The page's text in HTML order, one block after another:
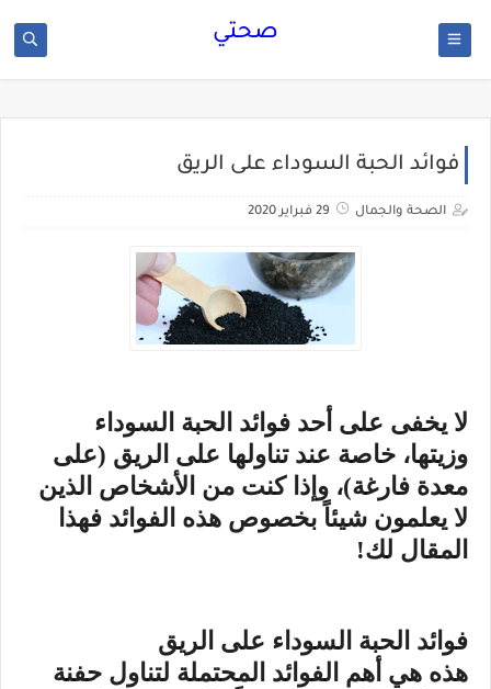
صحتي
فوائد الحبة السوداء على الريق
الصحة والجمال 29 فبراير 2020
لا يخفى على أحد فوائد الحبة السوداء
وزيتها، خاصة عند تناولها على الريق (على
معدة فارغة)، وإذا كنت من الأشخاص الذين
لا يعلمون شيئاً بخصوص هذه الفوائد فهذا
المقال لك!
فوائد الحبة السوداء على الريق
هذه هي أهم الفوائد المحتملة لتناول حفنة